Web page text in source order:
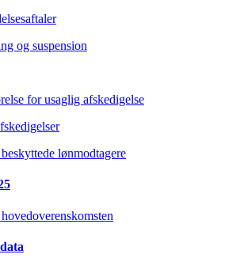
og suspension
for usaglig afskedigelse
lønmodtagere